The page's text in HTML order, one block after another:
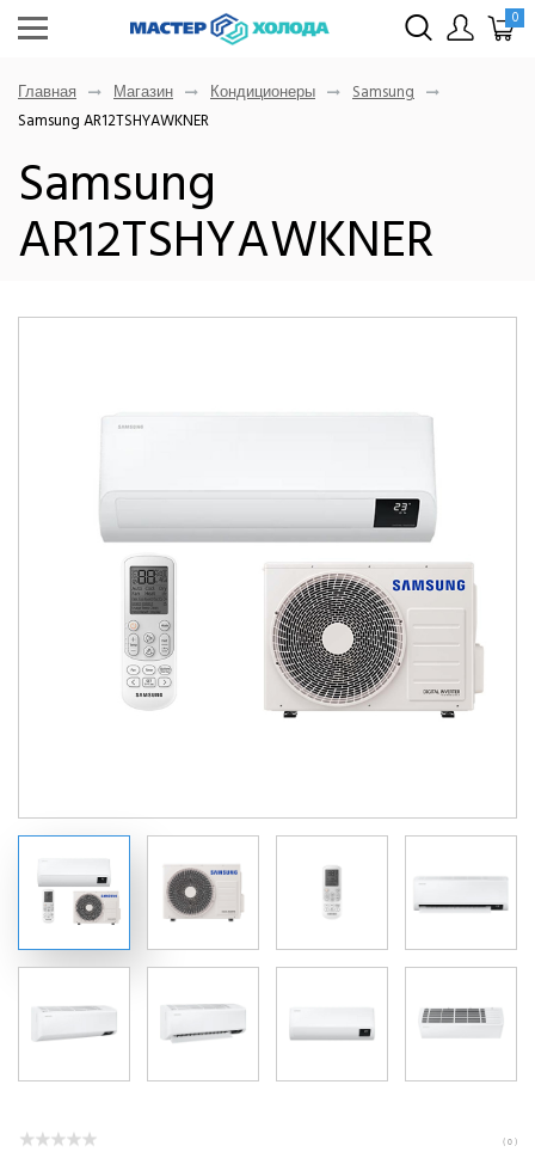
0
Главная Магазин Кондиционеры
Samsung
Samsung AR12TSHYAWKNER
Samsung
AR12TSHYAWKNER
( 0 )